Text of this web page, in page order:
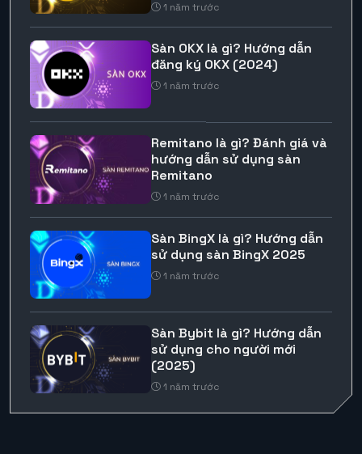
1 năm trước
Sàn OKX là gì? Hướng dẫn
đăng ký OKX (2024)
1 năm trước
Remitano là gì? Đánh giá và
hướng dẫn sử dụng sàn
Remitano
1 năm trước
Sàn BingX là gì? Hướng dẫn
sử dụng sàn BingX 2025
1 năm trước
Sàn Bybit là gì? Hướng dẫn
sử dụng cho người mới
(2025)
1 năm trước